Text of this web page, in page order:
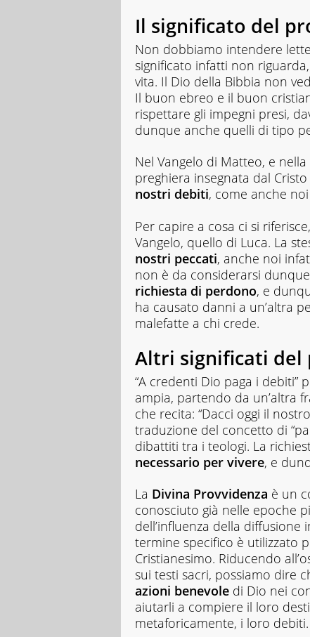
Il significato del
Non dobbiamo intendere
significato infatti non
vita. Il Dio della Bibbia non
Il buon ebreo e il buon
rispettare gli impegni presi,
dunque anche quelli di tipo
Nel Vangelo di Matteo, e
preghiera insegnata dal
nostri debiti, come anche
Per capire a cosa ci si
Vangelo, quello di Luca. La
nostri peccati, anche noi
non è da considerarsi
richiesta di perdono, e
ha causato danni a un’altra
malefatte a chi crede.
Altri significati del
“A credenti Dio paga i
ampia, partendo da un’altra
che recita: “Dacci oggi il nostro
traduzione del concetto di
dibattiti tra i teologi. La
necessario per vivere, e
La Divina Provvidenza è un
conosciuto già nelle epoche
dell’influenza della
termine specifico è utilizzato
Cristianesimo. Riducendo
sui testi sacri, possiamo dire
azioni benevole di Dio nei
aiutarli a compiere il loro
metaforicamente, i loro debiti.